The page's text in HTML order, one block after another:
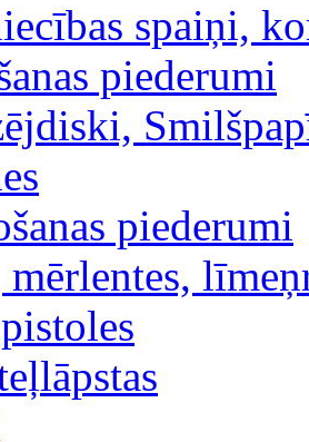
spaiņi,
piederumi
piederumi
mērlentes,